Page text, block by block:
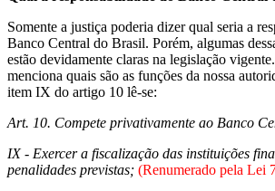
Somente a justiça poderia dizer qual seria a
Banco Central do Brasil. Porém, algumas
estão devidamente claras na legislação
menciona quais são as funções da nossa
item IX do artigo 10 lê-se:
Art. 10. Compete privativamente ao Banco
IX - Exercer a fiscalização das instituições
penalidades previstas; (Renumerado pela Lei